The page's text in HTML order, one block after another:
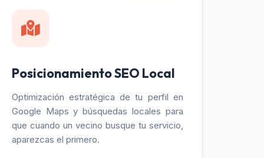
Posicionamiento SEO Local
Optimización estratégica de tu perfil en
Google Maps y búsquedas locales para
que cuando un vecino busque tu servicio,
aparezcas el primero.